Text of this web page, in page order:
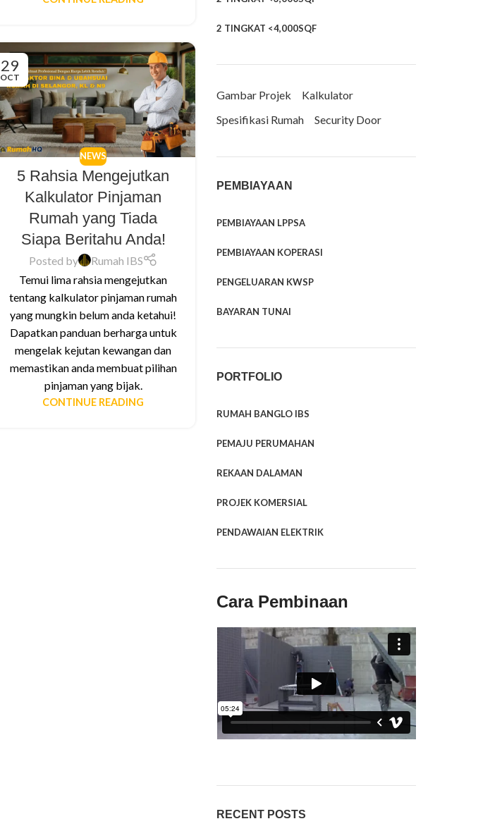
29
OCT
NEWS
5 Rahsia Mengejutkan
Kalkulator Pinjaman
Rumah yang Tiada
Siapa Beritahu Anda!
Posted by
Rumah IBS
Temui lima rahsia mengejutkan
tentang kalkulator pinjaman rumah
yang mungkin belum anda ketahui!
Dapatkan panduan berharga untuk
mengelak kejutan kewangan dan
memastikan anda membuat pilihan
pinjaman yang bijak.
CONTINUE READING
2 TINGKAT <4,000SQF
Gambar Projek
Kalkulator
Spesifikasi Rumah
Security Door
PEMBIAYAAN
PEMBIAYAAN LPPSA
PEMBIAYAAN KOPERASI
PENGELUARAN KWSP
BAYARAN TUNAI
PORTFOLIO
RUMAH BANGLO IBS
PEMAJU PERUMAHAN
REKAAN DALAMAN
PROJEK KOMERSIAL
PENDAWAIAN ELEKTRIK
Cara Pembinaan
RECENT POSTS